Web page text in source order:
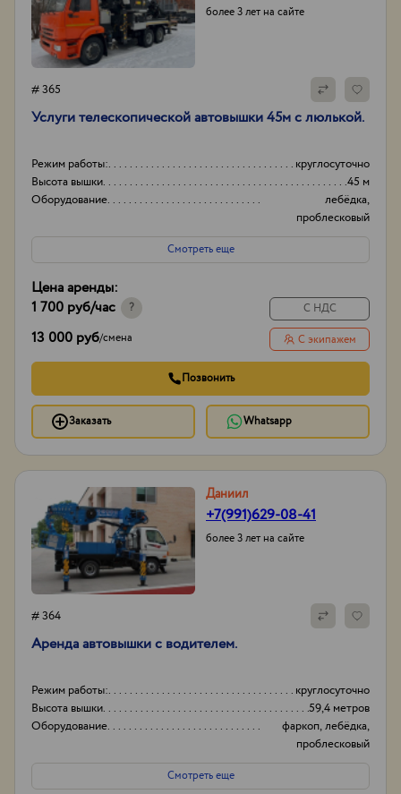
более 3 лет на сайте
# 365
Услуги телескопической автовышки 45м с люлькой.
Режим работы:
круглосуточно
Высота вышки
45 м
Оборудование
лебёдка,
проблесковый
маячок.
Смотреть еще
Цена аренды:
1 700 руб/час ?
13 000 руб/смена
С НДС
С экипажем
Позвонить
Заказать Whatsapp
Даниил
+7(991)629-08-41
более 3 лет на сайте
# 364
Аренда автовышки с водителем.
Режим работы:
круглосуточно
Высота вышки
59,4 метров
Оборудование
фаркоп, лебёдка,
проблесковый
маячок,
Смотреть еще